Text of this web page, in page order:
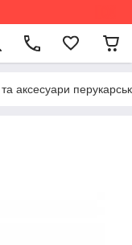
аксесуари